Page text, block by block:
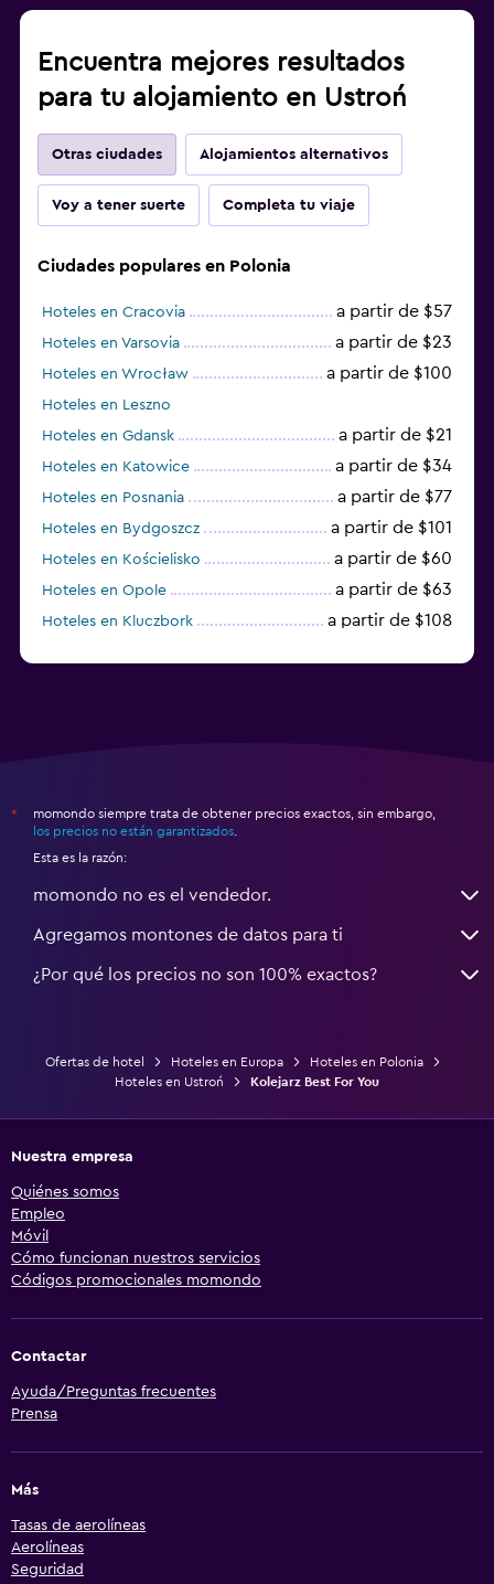
Encuentra mejores resultados
para tu alojamiento en Ustroń
Otras ciudades Alojamientos alternativos
Voy a tener suerte Completa tu viaje
Ciudades populares en Polonia
Hoteles en Cracovia a partir de $57
Hoteles en Varsovia a partir de $23
Hoteles en Wrocław a partir de $100
Hoteles en Leszno
Hoteles en Gdansk
a partir de $21
Hoteles en Katowice a partir de $34
Hoteles en Posnania a partir de $77
Hoteles en Bydgoszcz a partir de $101
Hoteles en Kościelisko a partir de $60
Hoteles en Opole a partir de $63
Hoteles en Kluczbork a partir de $108
*
momondo siempre trata de obtener precios exactos, sin embargo,
los precios no están garantizados
Esta es la razón:
momondo no es el vendedor.
Agregamos montones de datos para ti
¿Por qué los precios no son 100% exactos?
Ofertas de hotel Hoteles en Europa
Hoteles en Polonia
Hoteles en Ustroń
Kolejarz Best For You
Nuestra empresa
Quiénes somos
Empleo
Móvil
Cómo funcionan nuestros servicios
Códigos promocionales momondo
Contactar
Ayuda/Preguntas frecuentes
Prensa
Más
Tasas de aerolíneas
Aerolíneas
Seguridad